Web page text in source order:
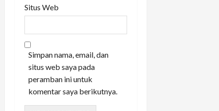
Situs Web
Simpan nama, email, dan
situs web saya pada
peramban ini untuk
komentar saya berikutnya.